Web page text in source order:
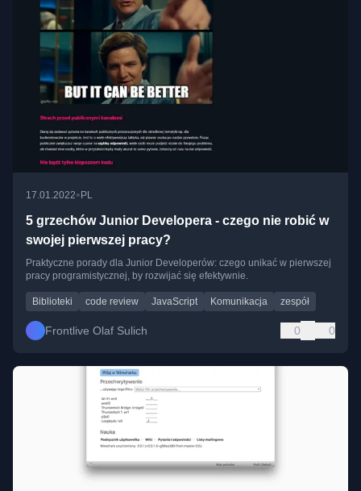
17.01.2022• PL
5 grzechów Junior Developera - czego nie robić w
swojej pierwszej pracy?
Praktyczne porady dla Junior Developerów: czego unikać w pierwszej
pracy programistycznej, by rozwijać się efektywnie.
Biblioteki code review JavaScript Komunikacja zespół
Frontlive Olaf Sulich 0 0